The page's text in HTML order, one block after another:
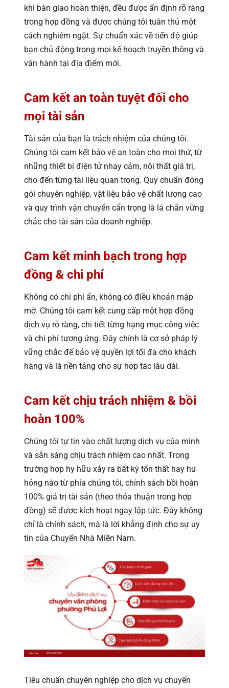
khi bàn giao hoàn thiện, đều được ấn định rõ ràng
trong hợp đồng và được chúng tôi tuân thủ một
cách nghiêm ngặt. Sự chuẩn xác về tiến độ giúp
bạn chủ động trong mọi kế hoạch truyền thông và
vận hành tại địa điểm mới.
Cam kết an toàn tuyệt đối cho
mọi tài sản
Tài sản của bạn là trách nhiệm của chúng tôi.
Chúng tôi cam kết bảo vệ an toàn cho mọi thứ, từ
những thiết bị điện tử nhạy cảm, nội thất giá trị,
cho đến từng tài liệu quan trọng. Quy chuẩn đóng
gói chuyên nghiệp, vật liệu bảo vệ chất lượng cao
và quy trình vận chuyển cẩn trọng là lá chắn vững
chắc cho tài sản của doanh nghiệp.
Cam kết minh bạch trong hợp
đồng & chi phí
Không có chi phí ẩn, không có điều khoản mập
mờ. Chúng tôi cam kết cung cấp một hợp đồng
dịch vụ rõ ràng, chi tiết từng hạng mục công việc
và chi phí tương ứng. Đây chính là cơ sở pháp lý
vững chắc để bảo vệ quyền lợi tối đa cho khách
hàng và là nền tảng cho sự hợp tác lâu dài.
Cam kết chịu trách nhiệm & bồi
hoàn 100%
Chúng tôi tự tin vào chất lượng dịch vụ của mình
và sẵn sàng chịu trách nhiệm cao nhất. Trong
trường hợp hy hữu xảy ra bất kỳ tổn thất hay hư
hỏng nào từ phía chúng tôi, chính sách bồi hoàn
100% giá trị tài sản (theo thỏa thuận trong hợp
đồng) sẽ được kích hoạt ngay lập tức. Đây không
chỉ là chính sách, mà là lời khẳng định cho sự uy
tín của Chuyển Nhà Miền Nam.
Tiêu chuẩn chuyên nghiệp cho dịch vụ chuyển